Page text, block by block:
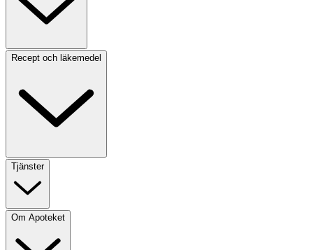
Recept och läkemedel
Tjänster
Om Apoteket